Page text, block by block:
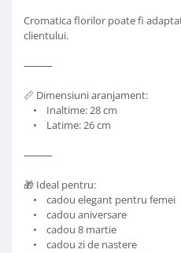
Cromatica florilor poate fi
clientului.
⸻
📏 Dimensiuni aranjament:
• Inaltime: 28 cm
• Latime: 26 cm
⸻
🎁 Ideal pentru:
• cadou elegant pentru femei
• cadou aniversare
• cadou 8 martie
• cadou zi de nastere